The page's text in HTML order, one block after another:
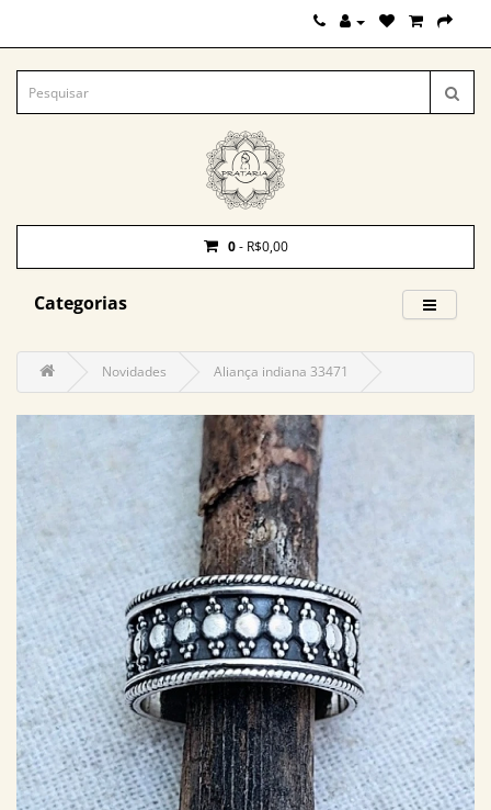
0- R$0,00
Categorias
Novidades Aliança indiana 33471